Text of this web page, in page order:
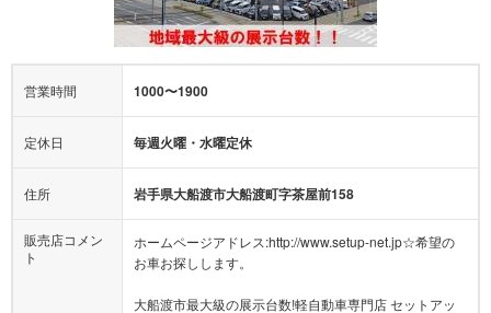
ト
ホームページアドレス:http://www.setup-net.jp☆希望の
お車お探しします。
プ キャッセン大船渡店!